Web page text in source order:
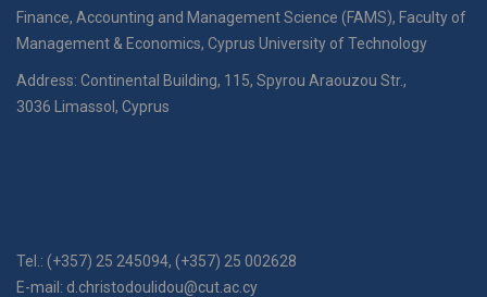
Finance, Accounting and Management Science (FAMS), Faculty of
Management & Economics, Cyprus University of Technology
Address: Continental Building, 115, Spyrou Araouzou Str.,
3036 Limassol, Cyprus
Tel.: (+357) 25 245094, (+357) 25 002628
E-mail: d.christodoulidou@cut.ac.cy